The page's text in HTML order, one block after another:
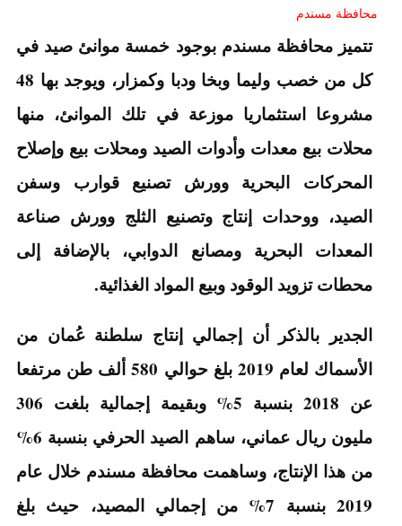
محافظة مسندم
تتميز محافظة مسندم بوجود خمسة موانئ صيد في
كل من خصب وليما وبخا ودبا وكمزار، ويوجد بها 48
مشروعا استثماريا موزعة في تلك الموانئ، منها
محلات بيع معدات وأدوات الصيد ومحلات بيع وإصلاح
المحركات البحرية وورش تصنيع قوارب وسفن
الصيد، ووحدات إنتاج وتصنيع الثلج وورش صناعة
المعدات البحرية ومصانع الدوابي، بالإضافة إلى
محطات تزويد الوقود وبيع المواد الغذائية.
الجدير بالذكر أن إجمالي إنتاج سلطنة عُمان من
الأسماك لعام 2019 بلغ حوالي 580 ألف طن مرتفعا
عن 2018 بنسبة 5% وبقيمة إجمالية بلغت 306
مليون ريال عماني، ساهم الصيد الحرفي بنسبة 6%
من هذا الإنتاج، وساهمت محافظة مسندم خلال عام
2019 بنسبة 7% من إجمالي المصيد، حيث بلغ